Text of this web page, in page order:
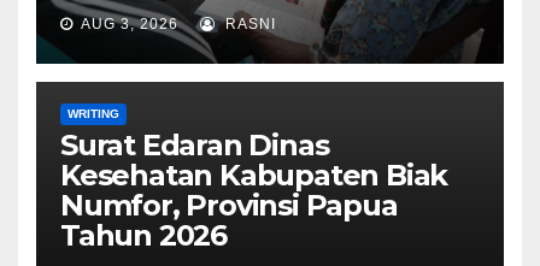
AUG 3, 2026 RASNI
WRITING
Surat Edaran Dinas
Kesehatan Kabupaten Biak
Numfor, Provinsi Papua
Tahun 2026